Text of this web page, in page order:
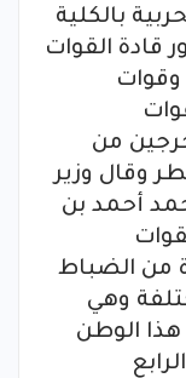
بالكلية
قادة القوات
من
وقال وزير
أحمد بن
من الضباط
وهي
هذا الوطن